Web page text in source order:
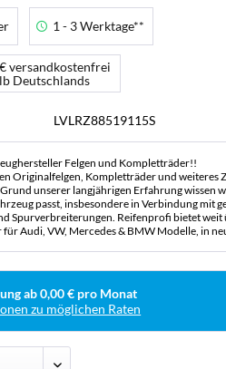
1 - 3 Werktage**
versandkostenfrei
Deutschlands
LVLRZ88519115S
Felgen und Kompletträder!!
Originalfelgen, Kompletträder und weiteres
unserer langjährigen Erfahrung wissen
passt, insbesondere in Verbindung mit
Spurverbreiterungen. Reifenprofi bietet weit
Audi, VW, Mercedes & BMW Modelle, in
ab 0,00 € pro Monat
zu möglichen Raten